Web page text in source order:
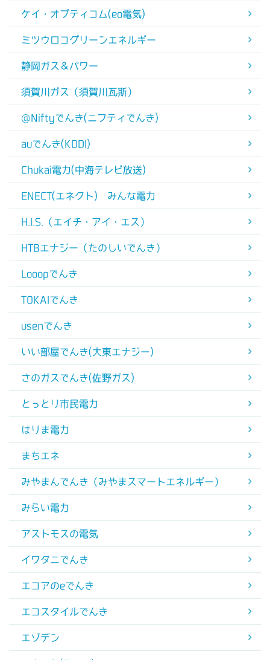
ケイ・オプティコム(eo電気)
ミツウロコグリーンエネルギー
静岡ガス＆パワー
須賀川ガス（須賀川瓦斯）
@Niftyでんき(ニフティでんき)
auでんき(KDDI)
Chukai電力(中海テレビ放送)
ENECT(エネクト) みんな電力
H.I.S.（エイチ・アイ・エス）
HTBエナジー（たのしいでんき）
Looopでんき
TOKAIでんき
usenでんき
いい部屋でんき(大東エナジー)
さのガスでんき(佐野ガス)
とっとり市民電力
はりま電力
まちエネ
みやまんでんき（みやまスマートエネルギー）
みらい電力
アストモスの電気
イワタニでんき
エコアのeでんき
エコスタイルでんき
エゾデン